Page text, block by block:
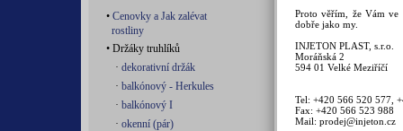
• Cenovky a Jak zalévat
rostliny
• Držáky truhlíků
· dekorativní držák
· balkónový - Herkules
· balkónový I
· okenní (pár)
a
při zkušebním
jsou moderní
barvu
dřevěné.Viz
Proto věřím, že Vám ve
dobře jako my.
INJETON PLAST, s.r.o.
Moráňská 2
594 01 Velké Meziříčí
Tel: +420 566 520 577,
Fax: +420 566 523 988
Mail: prodej@injeton.cz